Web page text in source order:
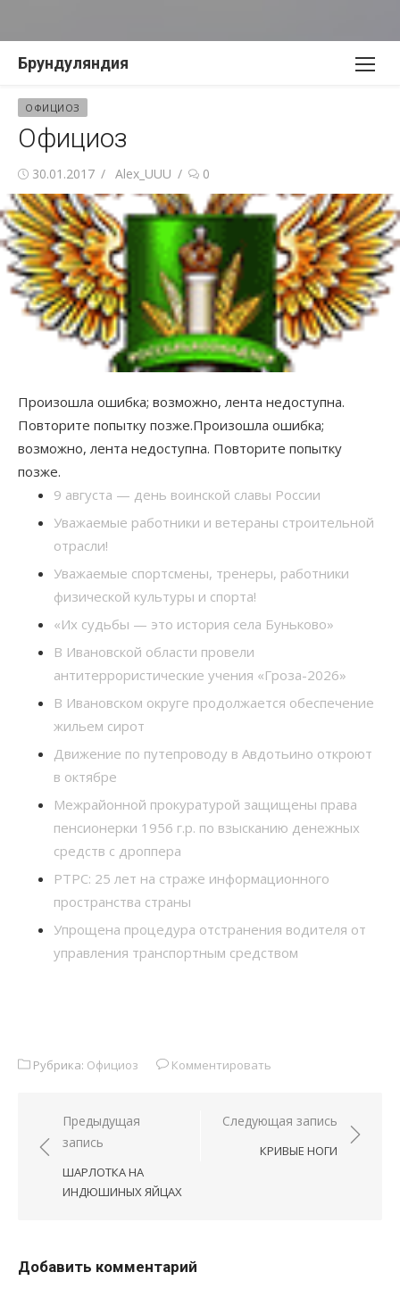
содержимому
Брундуляндия
ОФИЦИОЗ
Официоз
Опубликовано
30.01.2017 Автор
Alex_UUU 0
Произошла ошибка; возможно, лента недоступна.
Повторите попытку позже.Произошла ошибка;
возможно, лента недоступна. Повторите попытку
позже.
9 августа — день воинской славы России
Уважаемые работники и ветераны строительной
отрасли!
Уважаемые спортсмены, тренеры, работники
физической культуры и спорта!
«Их судьбы — это история села Буньково»
В Ивановской области провели
антитеррористические учения «Гроза-2026»
В Ивановском округе продолжается обеспечение
жильем сирот
Движение по путепроводу в Авдотьино откроют
в октябре
Межрайонной прокуратурой защищены права
пенсионерки 1956 г.р. по взысканию денежных
средств с дроппера
РТРС: 25 лет на страже информационного
пространства страны
Упрощена процедура отстранения водителя от
управления транспортным средством
Рубрика: Официоз Комментировать
Навигация
по
записям
Предыдущая
запись
ШАРЛОТКА НА
ИНДЮШИНЫХ ЯЙЦАХ
Следующая запись
КРИВЫЕ НОГИ
Добавить комментарий